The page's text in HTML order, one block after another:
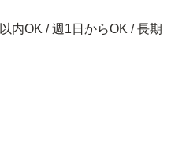
内OK / 週1日からOK / 長期